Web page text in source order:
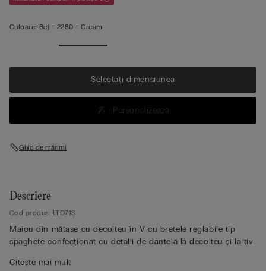
Culoare: Bej - 2280 - Cream
Selectați dimensiunea
Personalizează
Ghid de mărimi
Descriere
Cod produs: LTD71S
Maiou din mătase cu decolteu în V cu bretele reglabile tip
spaghete confecționat cu detalii de dantelă la decolteu și la tiv.
cm și poartă mărimea S.
Citește mai mult